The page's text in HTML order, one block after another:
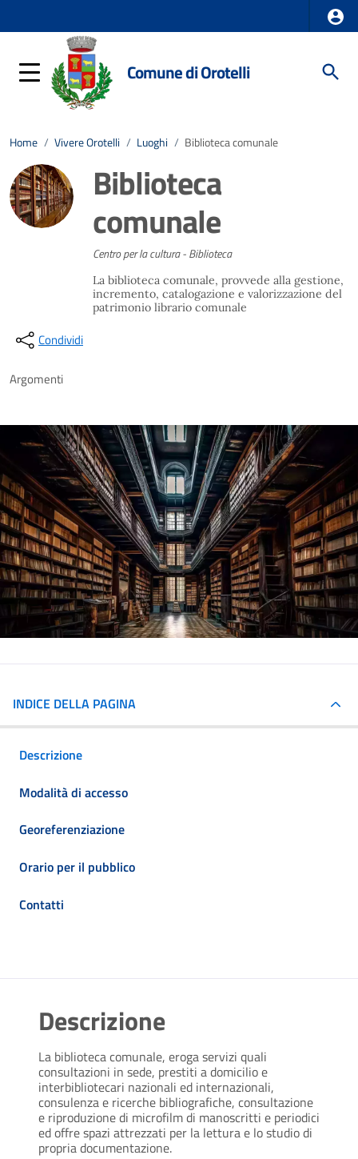
Comune di Orotelli
Home / Vivere Orotelli / Luoghi / Biblioteca comunale
Biblioteca
comunale
Centro per la cultura - Biblioteca
La biblioteca comunale, provvede alla gestione,
incremento, catalogazione e valorizzazione del
patrimonio librario comunale
Condividi
Argomenti
INDICE DELLA PAGINA
Descrizione
Modalità di accesso
Georeferenziazione
Orario per il pubblico
Contatti
Descrizione
La biblioteca comunale, eroga servizi quali
consultazioni in sede, prestiti a domicilio e
interbibliotecari nazionali ed internazionali,
consulenza e ricerche bibliografiche, consultazione
e riproduzione di microfilm di manoscritti e periodici
ed offre spazi attrezzati per la lettura e lo studio di
propria documentazione.